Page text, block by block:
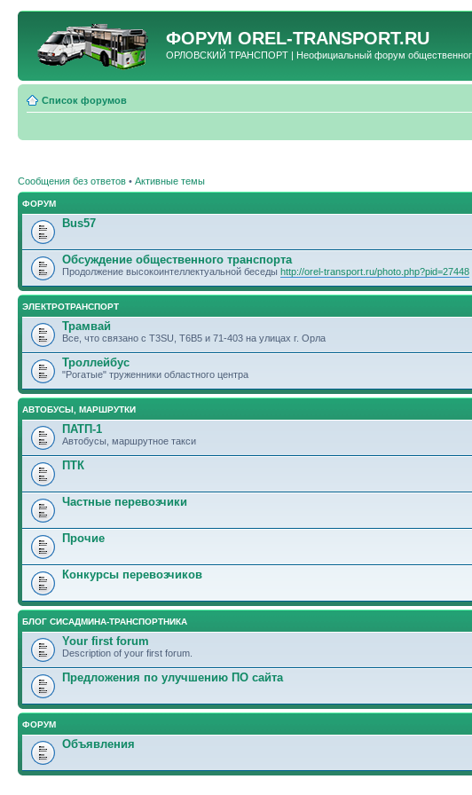
ФОРУМ OREL-TRANSPORT.RU
ОРЛОВСКИЙ ТРАНСПОРТ | Неофициальный форум общественного
Список форумов
Сообщения без ответов • Активные темы
ФОРУМ
Bus57
Обсуждение общественного транспорта
Продолжение высокоинтеллектуальной беседы http://orel-transport.ru/photo.php?pid=27448
ЭЛЕКТРОТРАНСПОРТ
Трамвай
Все, что связано с T3SU, T6B5 и 71-403 на улицах г. Орла
Троллейбус
"Рогатые" труженники областного центра
АВТОБУСЫ, МАРШРУТКИ
ПАТП-1
Автобусы, маршрутное такси
ПТК
Частные перевозчики
Прочие
Конкурсы перевозчиков
БЛОГ СИСАДМИНА-ТРАНСПОРТНИКА
Your first forum
Description of your first forum.
Предложения по улучшению ПО сайта
ФОРУМ
Объявления